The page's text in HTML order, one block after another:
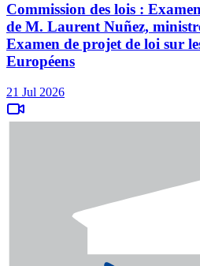
Commission des lois :
de M. Laurent Nuñez,
Examen de projet de loi sur
Européens
21 Jul 2026